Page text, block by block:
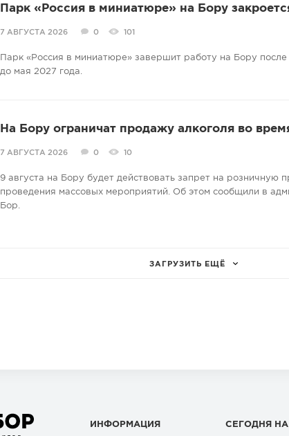
Парк «Россия в миниатюре» на Бору
7 АВГУСТА 2026 0 101
Парк «Россия в миниатюре» завершит работу на Бору
до мая 2027 года.
На Бору ограничат продажу алкоголя во
7 АВГУСТА 2026 0 10
9 августа на Бору будет действовать запрет на розничную
проведения массовых мероприятий. Об этом сообщили в
Бор.
ЗАГРУЗИТЬ ЕЩЁ
ИНФОРМАЦИЯ СЕГОДНЯ НА